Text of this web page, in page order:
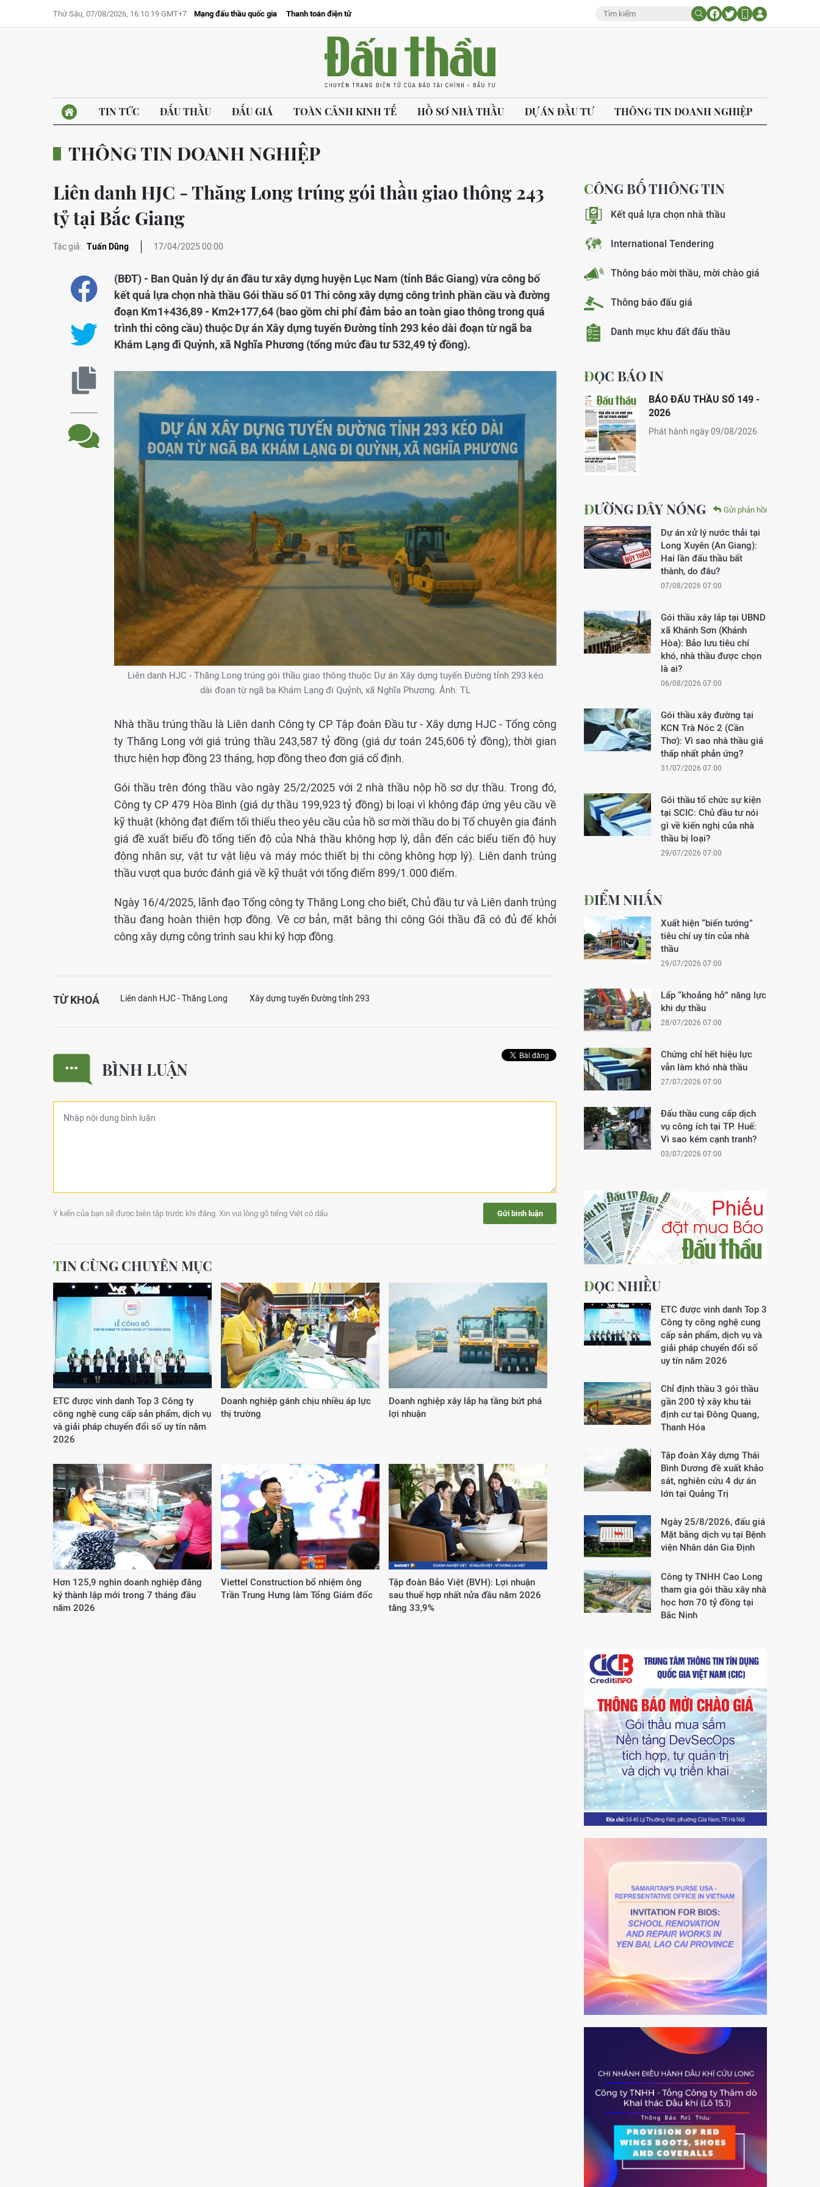
Thứ Sáu, 07/08/2026, 16:10:19 GMT+7 Mạng đấu thầu quốc gia Thanh toán điện tử
TIN TỨC ĐẤU THẦU ĐẤU GIÁ TOÀN CẢNH KINH TẾ HỒ SƠ NHÀ THẦU DỰ ÁN ĐẦU TƯ THÔNG TIN DOANH NGHIỆP
THÔNG TIN DOANH NGHIỆP
Liên danh HJC - Thăng Long trúng gói thầu giao thông 243
tỷ tại Bắc Giang
Tác giả: Tuấn Dũng 17/04/2025 00:00
(BĐT) - Ban Quản lý dự án đầu tư xây dựng huyện Lục Nam (tỉnh Bắc Giang) vừa công bố
kết quả lựa chọn nhà thầu Gói thầu số 01 Thi công xây dựng công trình phần cầu và đường
đoạn Km1+436,89 - Km2+177,64 (bao gồm chi phí đảm bảo an toàn giao thông trong quá
trình thi công cầu) thuộc Dự án Xây dựng tuyến Đường tỉnh 293 kéo dài đoạn từ ngã ba
Khám Lạng đi Quỷnh, xã Nghĩa Phương (tổng mức đầu tư 532,49 tỷ đồng).
Liên danh HJC - Thăng Long trúng gói thầu giao thông thuộc Dự án Xây dựng tuyến Đường tỉnh 293 kéo
dài đoạn từ ngã ba Khám Lạng đi Quỷnh, xã Nghĩa Phương. Ảnh: TL
Nhà thầu trúng thầu là Liên danh Công ty CP Tập đoàn Đầu tư - Xây dựng HJC - Tổng công
ty Thăng Long với giá trúng thầu 243,587 tỷ đồng (giá dự toán 245,606 tỷ đồng); thời gian
thực hiện hợp đồng 23 tháng, hợp đồng theo đơn giá cố định.
Gói thầu trên đóng thầu vào ngày 25/2/2025 với 2 nhà thầu nộp hồ sơ dự thầu. Trong đó,
Công ty CP 479 Hòa Bình (giá dự thầu 199,923 tỷ đồng) bị loại vì không đáp ứng yêu cầu về
kỹ thuật (không đạt điểm tối thiểu theo yêu cầu của hồ sơ mời thầu do bị Tổ chuyên gia đánh
giá đề xuất biểu đồ tổng tiến độ của Nhà thầu không hợp lý, dẫn đến các biểu tiến độ huy
động nhân sự, vật tư vật liệu và máy móc thiết bị thi công không hợp lý). Liên danh trúng
thầu vượt qua bước đánh giá về kỹ thuật với tổng điểm 899/1.000 điểm.
Ngày 16/4/2025, lãnh đạo Tổng công ty Thăng Long cho biết, Chủ đầu tư và Liên danh trúng
thầu đang hoàn thiện hợp đồng. Về cơ bản, mặt bằng thi công Gói thầu đã có đủ để khởi
công xây dựng công trình sau khi ký hợp đồng.
TỪ KHOÁ Liên danh HJC - Thăng Long Xây dựng tuyến Đường tỉnh 293
BÌNH LUẬN
Ý kiến của bạn sẽ được biên tập trước khi đăng. Xin vui lòng gõ tiếng Việt có dấu Gửi bình luận
TIN CÙNG CHUYÊN MỤC
ETC được vinh danh Top 3 Công ty
công nghệ cung cấp sản phẩm, dịch vụ
và giải pháp chuyển đổi số uy tín năm
2026
Doanh nghiệp gánh chịu nhiều áp lực
thị trường
Doanh nghiệp xây lắp hạ tầng bứt phá
lợi nhuận
Hơn 125,9 nghìn doanh nghiệp đăng
ký thành lập mới trong 7 tháng đầu
năm 2026
Viettel Construction bổ nhiệm ông
Trần Trung Hưng làm Tổng Giám đốc
Tập đoàn Bảo Việt (BVH): Lợi nhuận
sau thuế hợp nhất nửa đầu năm 2026
tăng 33,9%
CÔNG BỐ THÔNG TIN
Kết quả lựa chọn nhà thầu
International Tendering
Thông báo mời thầu, mời chào giá
Thông báo đấu giá
Danh mục khu đất đấu thầu
ĐỌC BÁO IN
BÁO ĐẤU THẦU SỐ 149 -
2026
Phát hành ngày 09/08/2026
ĐƯỜNG DÂY NÓNG Gửi phản hồi
Dự án xử lý nước thải tại
Long Xuyên (An Giang):
Hai lần đấu thầu bất
thành, do đâu?
07/08/2026 07:00
Gói thầu xây lắp tại UBND
xã Khánh Sơn (Khánh
Hòa): Bảo lưu tiêu chí
khó, nhà thầu được chọn
là ai?
06/08/2026 07:00
Gói thầu xây đường tại
KCN Trà Nóc 2 (Cần
Thơ): Vì sao nhà thầu giá
thấp nhất phản ứng?
31/07/2026 07:00
Gói thầu tổ chức sự kiện
tại SCIC: Chủ đầu tư nói
gì về kiến nghị của nhà
thầu bị loại?
29/07/2026 07:00
ĐIỂM NHẤN
Xuất hiện “biến tướng”
tiêu chí uy tín của nhà
thầu
29/07/2026 07:00
Lấp “khoảng hở” năng lực
khi dự thầu
28/07/2026 07:00
Chứng chỉ hết hiệu lực
vẫn làm khó nhà thầu
27/07/2026 07:00
Đấu thầu cung cấp dịch
vụ công ích tại TP. Huế:
Vì sao kém cạnh tranh?
03/07/2026 07:00
ĐỌC NHIỀU
ETC được vinh danh Top 3
Công ty công nghệ cung
cấp sản phẩm, dịch vụ và
giải pháp chuyển đổi số
uy tín năm 2026
Chỉ định thầu 3 gói thầu
gần 200 tỷ xây khu tái
định cư tại Đông Quang,
Thanh Hóa
Tập đoàn Xây dựng Thái
Bình Dương đề xuất khảo
sát, nghiên cứu 4 dự án
lớn tại Quảng Trị
Ngày 25/8/2026, đấu giá
Mặt bằng dịch vụ tại Bệnh
viện Nhân dân Gia Định
Công ty TNHH Cao Long
tham gia gói thầu xây nhà
học hơn 70 tỷ đồng tại
Bắc Ninh